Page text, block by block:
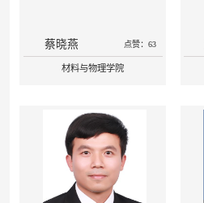
蔡晓燕 点赞：63
材料与物理学院